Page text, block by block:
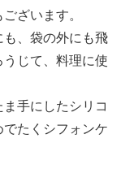
ざいます。
、袋の外にも飛
じて、料理に使
手にしたシリコ
たくシフォンケ